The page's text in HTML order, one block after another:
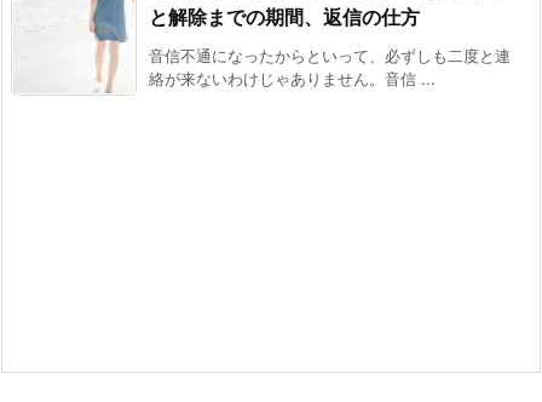
と解除までの期間、返信の仕方
音信不通になったからといって、必ずしも二度と連
絡が来ないわけじゃありません。音信 ...